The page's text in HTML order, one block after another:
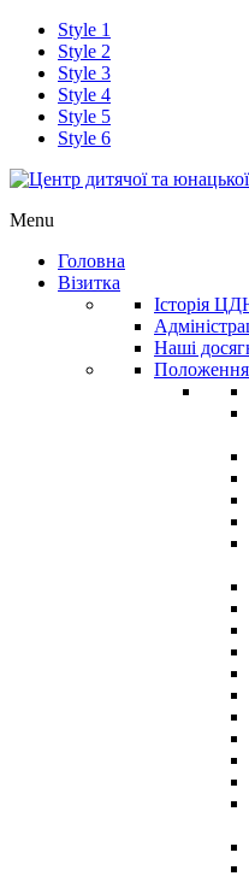
Style 1
Style 2
Style 3
Style 4
Style 5
Style 6
Menu
Головна
Візитка
Історія
Наші
Положення